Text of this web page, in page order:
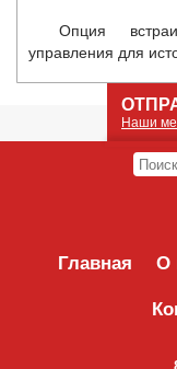
Опция
управления для
Главная О
Наши
его